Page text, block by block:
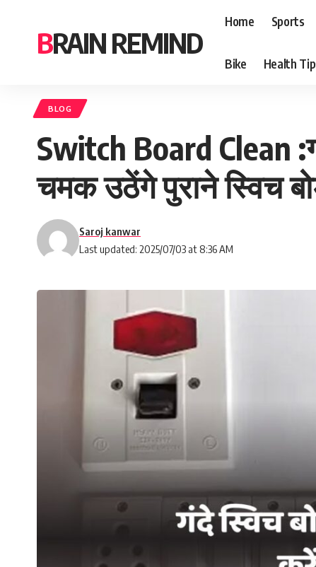
BRAIN REMIND
Home Sports
Bike Health
BLOG
Switch Board Clean
चमक उठेंगे पुराने स्विच
Last updated: 2025/07/03 at 8:36 AM
Saroj kanwar